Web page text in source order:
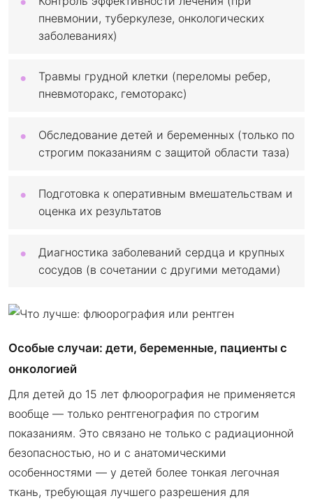
пневмонии, туберкулезе, онкологических
заболеваниях)
Травмы грудной клетки (переломы ребер,
пневмоторакс, гемоторакс)
Обследование детей и беременных (только по
строгим показаниям с защитой области таза)
Подготовка к оперативным вмешательствам и
оценка их результатов
Диагностика заболеваний сердца и крупных
сосудов (в сочетании с другими методами)
Особые случаи: дети, беременные, пациенты с
онкологией
Для детей до 15 лет флюорография не применяется
вообще — только рентгенография по строгим
показаниям. Это связано не только с радиационной
безопасностью, но и с анатомическими
особенностями — у детей более тонкая легочная
ткань, требующая лучшего разрешения для